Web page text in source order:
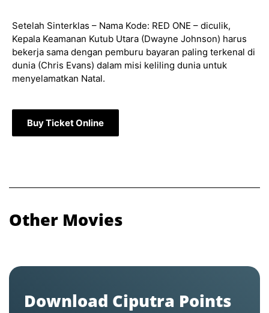
Setelah Sinterklas – Nama Kode: RED ONE – diculik,
Kepala Keamanan Kutub Utara (Dwayne Johnson) harus
bekerja sama dengan pemburu bayaran paling terkenal di
dunia (Chris Evans) dalam misi keliling dunia untuk
menyelamatkan Natal.
Buy Ticket Online
Other Movies
Download Ciputra Points